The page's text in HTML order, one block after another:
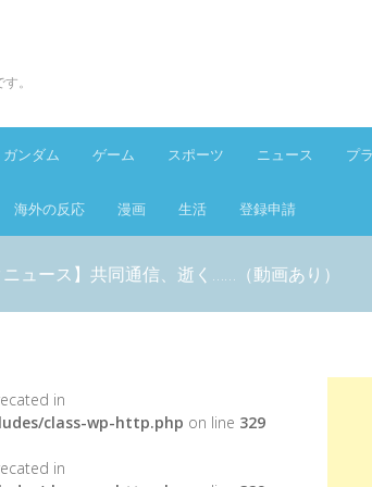
。
ガンダム ゲーム スポーツ ニュース プ
海外の反応 漫画 生活 登録申請
ニュース】共同通信、逝く……（動画あり）
in
class-wp-http.php on line 329
in